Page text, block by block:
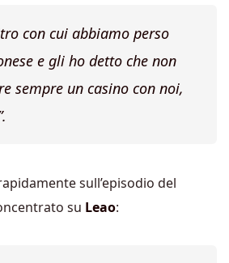
con cui abbiamo perso
e gli ho detto che non
sempre un casino con noi,
sull’episodio del
su Leao: